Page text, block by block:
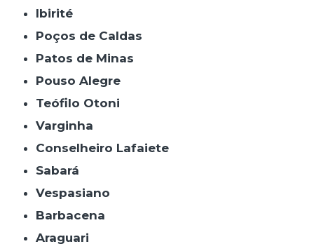
Ibirité
Poços de Caldas
Patos de Minas
Pouso Alegre
Teófilo Otoni
Varginha
Conselheiro Lafaiete
Sabará
Vespasiano
Barbacena
Araguari